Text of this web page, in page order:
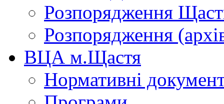
Розпорядження
Розпорядження
ВЦА м.Щастя
Нормативні